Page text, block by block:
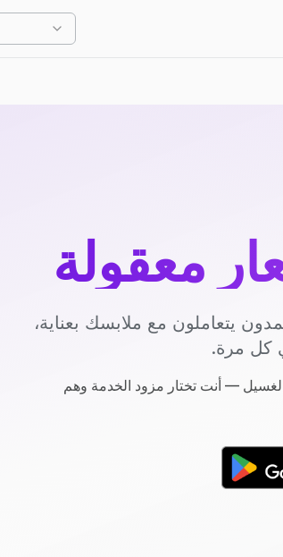
معقولة
يتعاملون مع ملابسك بعناية،
كل مرة.
— أنت تختار مزود الخدمة وهم